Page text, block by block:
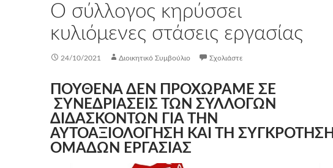
Ο σύλλογος κηρύσσει
κυλιόμενες στάσεις εργασίας
24/10/2021 Διοικητικό Συμβούλιο Σχολιάστε
ΠΟΥΘΕΝΑ ΔΕΝ ΠΡΟΧΩΡΑΜΕ ΣΕ
ΣΥΝΕΔΡΙΑΣΕΙΣ ΤΩΝ ΣΥΛΛΟΓΩΝ
ΔΙΔΑΣΚΟΝΤΩΝ ΓΙΑ ΤΗΝ
ΑΥΤΟΑΞΙΟΛΟΓΗΣΗ ΚΑΙ ΤΗ ΣΥΓΚΡΟΤΗΣΗ
ΟΜΑΔΩΝ ΕΡΓΑΣΙΑΣ